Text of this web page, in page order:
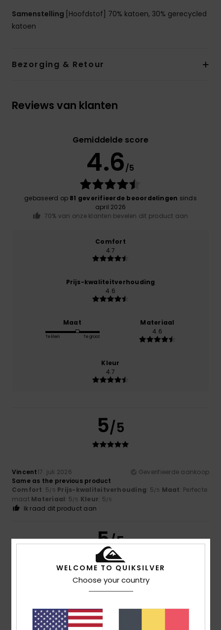
Samenstelling [Hoofdstof] 70% katoen, 30% gerecycled
katoen
Bezorging & Retour
Reviews van klanten
Gemiddelde score
4.6/5
gebaseerd op 81 geverifieerde beoordelingen sinds
april 2026
70% van onze klanten bevelen dit product aan
Comfort
4.7
Prijs-kwaliteitverhouding
4.6
Maat
Te klein Te groot
Materiaal
4.6
Kleur
4.7
5/5
Vincent17. juli 2026
Geverifieerde aankoop
Same as the previous product
Comfort: 5/5 Prijs-kwaliteitverhouding: 5/5 Maat: Perfecte
maat Materiaal: 5/5 Kleur: 5/5
Ik raad dit product aan
5/5
Geverifieerde aankoop
A lovely product at a reduced price. Very comfortable to
Comfort: 5/5 Prijs-kwaliteitverhouding
Materiaal: 5/5 Kleur: 5
WELCOME TO QUIKSILVER
Choose your country